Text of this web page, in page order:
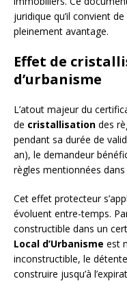
juridique qu’il convient
pleinement avantage.
Effet de
d’urbanisme
L’atout majeur du
de cristallisation des
pendant sa durée de
an), le demandeur
règles mentionnées
Cet effet protecteur
évoluent entre-temps.
constructible dans un
Local d’Urbanisme est
inconstructible, le
construire jusqu’à